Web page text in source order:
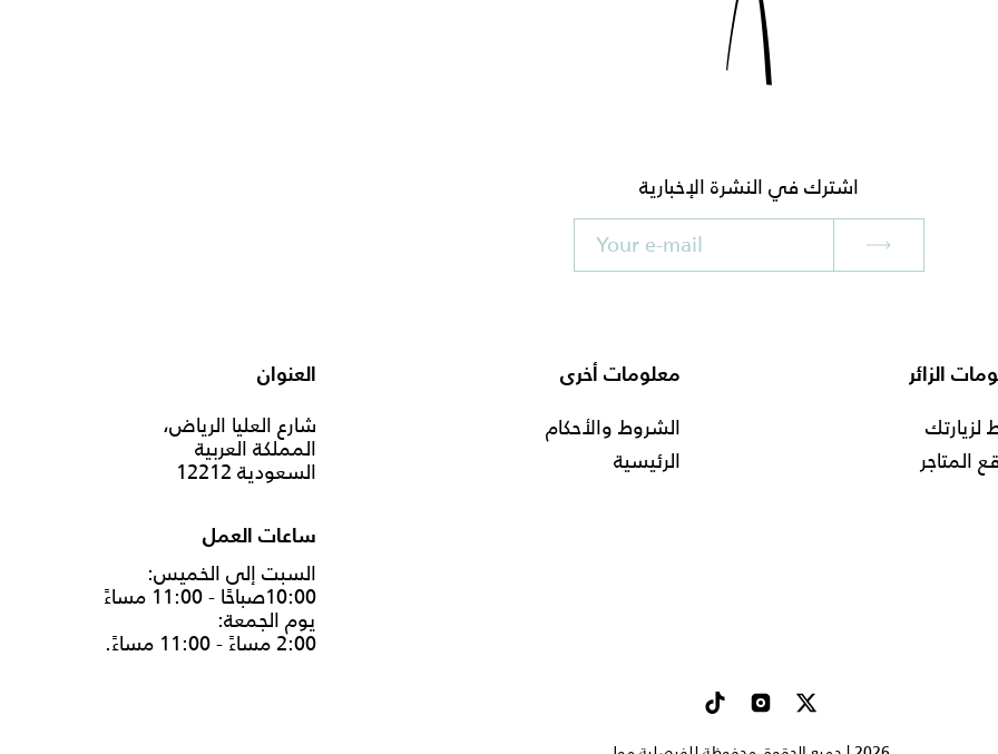
اشترك في النشرة الإخبارية
الزائر
المتاجر
معلومات أخرى
الشروط والأحكام
الرئيسية
العنوان
شارع العليا الرياض،
المملكة العربية
السعودية 12212
ساعات العمل
السبت إلى الخميس:
10:00صباحًا - 11:00 مساءً
يوم الجمعة:
2:00 مساءً - 11:00 مساءً.